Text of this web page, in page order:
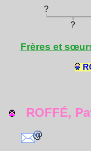
?
?
Frères et
ROFFÉ,